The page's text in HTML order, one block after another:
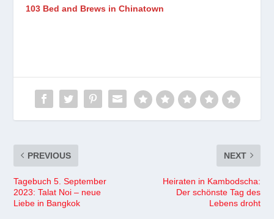
103 Bed and Brews in Chinatown
PREVIOUS
Tagebuch 5. September
2023: Talat Noi – neue
Liebe in Bangkok
NEXT
Heiraten in Kambodscha:
Der schönste Tag des
Lebens droht